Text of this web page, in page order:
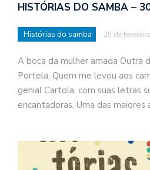
HISTÓRIAS DO SAMBA –
Histórias do samba 25 de
A boca da mulher amada Outra
Portela. Quem me levou aos
genial Cartola, com suas letras
encantadoras. Uma das maiores